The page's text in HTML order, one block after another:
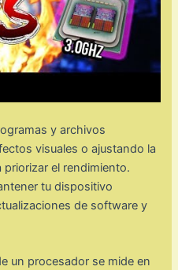
y archivos
visuales o ajustando la
el rendimiento.
tu dispositivo
de software y
un procesador se mide en